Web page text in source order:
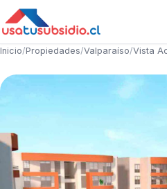
Inicio/Propiedades/Valparaíso/Vista